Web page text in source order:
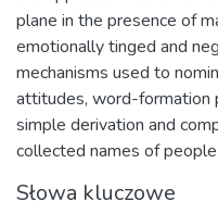
plane in the presence of
emotionally tinged and
mechanisms used to
attitudes, word-formation
simple derivation and
collected names of
Słowa kluczowe